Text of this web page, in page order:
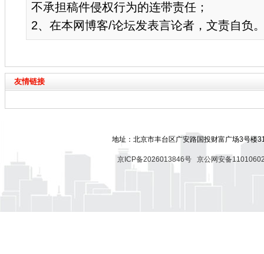
不承担稿件侵权行为的连带责任；
2、在本网博客/论坛发表言论者，文责自负
友情链接
地址：北京市丰台区广安路国投财富广场3号楼
京ICP备2026013846号 京公网安备